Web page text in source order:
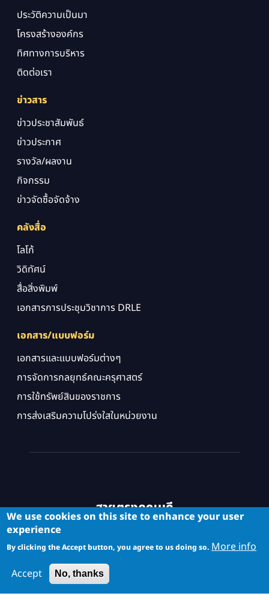
ประวัติความเป็นมา
โครงสร้างองค์กร
ทิศทางการบริหาร
ติดต่อเรา
ข่าวสาร
ข่าวประชาสัมพันธ์
ข่าวประกาศ
รางวัล/ผลงาน
กิจกรรม
ข่าวจัดซื้อจัดจ้าง
คลังสื่อ
โลโก้
วิดิทัศน์
สื่อสิ่งพิมพ์
เอกสารการประชุมวิชาการ DRLE
เอกสาร/แบบฟอร์ม
เอกสารและแบบฟอร์มต่างๆ
การจัดการกลยุทธ์คณะครุศาสตร์
การใช้ทรัพย์สินของราชการ
การส่งเสริมความโปร่งใสในหน่วยงาน
สายตรงคณบดี
We use cookies on this site to enhance your user
experience
By clicking the Accept button, you agree to us doing so. More info
Accept
No, thanks